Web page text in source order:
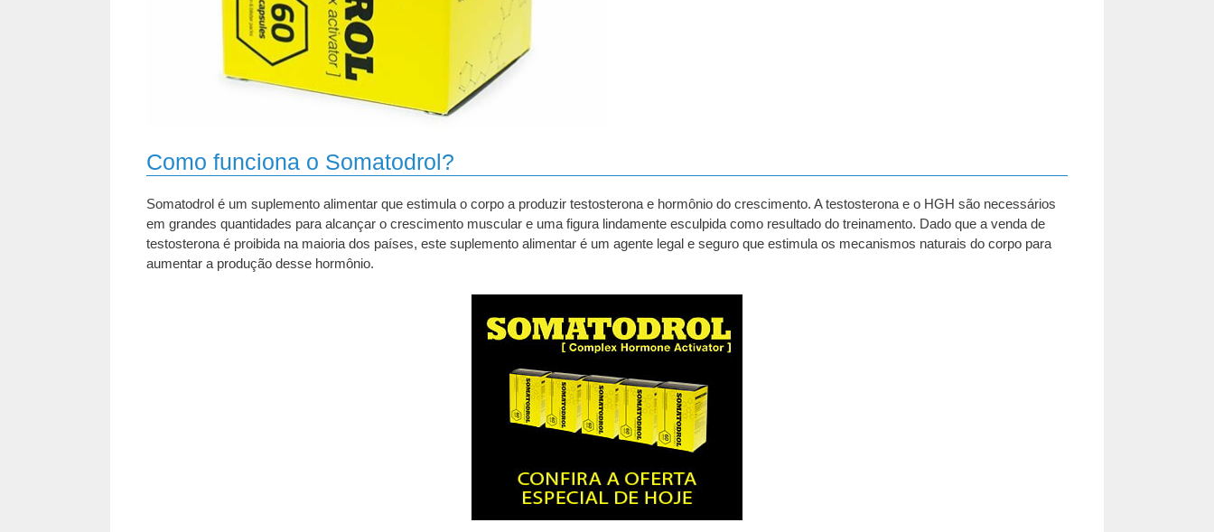
Como funciona o Somatodrol?
Somatodrol é um suplemento alimentar que estimula o corpo a produzir testosterona e hormônio do crescimento. A testosterona e o HGH são necessários
em grandes quantidades para alcançar o crescimento muscular e uma figura lindamente esculpida como resultado do treinamento. Dado que a venda de
testosterona é proibida na maioria dos países, este suplemento alimentar é um agente legal e seguro que estimula os mecanismos naturais do corpo para
aumentar a produção desse hormônio.